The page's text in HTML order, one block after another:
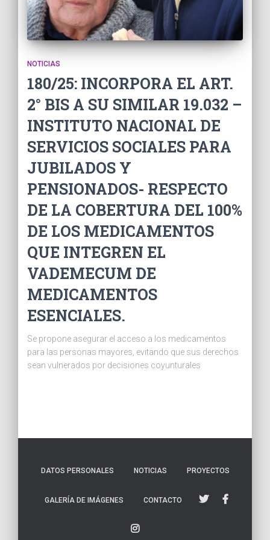
NOTICIAS
180/25: INCORPORA EL ART.
2° BIS A SU SIMILAR 19.032 –
INSTITUTO NACIONAL DE
SERVICIOS SOCIALES PARA
JUBILADOS Y
PENSIONADOS- RESPECTO
DE LA COBERTURA DEL 100%
DE LOS MEDICAMENTOS
QUE INTEGREN EL
VADEMECUM DE
MEDICAMENTOS
ESENCIALES.
Se propone asegurar el acceso a los medicamentos
para las personas mayores, evitando que sus derechos
sean vulnerados por decisiones coyunturales
DATOS PERSONALES NOTICIAS PROYECTOS
GALERÍA DE IMÁGENES CONTACTO